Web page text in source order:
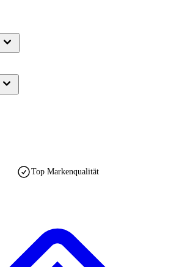
Top Markenqualität